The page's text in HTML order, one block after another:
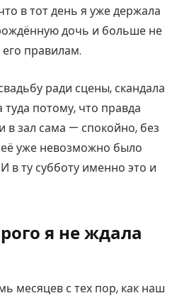
в тот день я уже держала
дочь и больше не
правилам.
ради сцены, скандала
потому, что правда
в зал сама — спокойно, без
её уже невозможно было
в ту субботу именно это и
я не ждала
месяцев с тех пор, как наш